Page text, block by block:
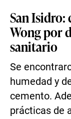
San
Wong por
sanitario
Se
humedad y
cemento.
prácticas de